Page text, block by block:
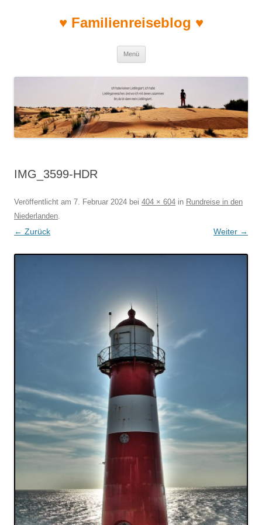
♥ Familienreiseblog ♥
Menü
IMG_3599-HDR
Veröffentlicht am 7. Februar 2024 bei 404 × 604 in Rundreise in den
Niederlanden.
← Zurück Weiter →